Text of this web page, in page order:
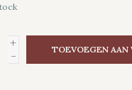
+
- TOEVOEGEN AAN